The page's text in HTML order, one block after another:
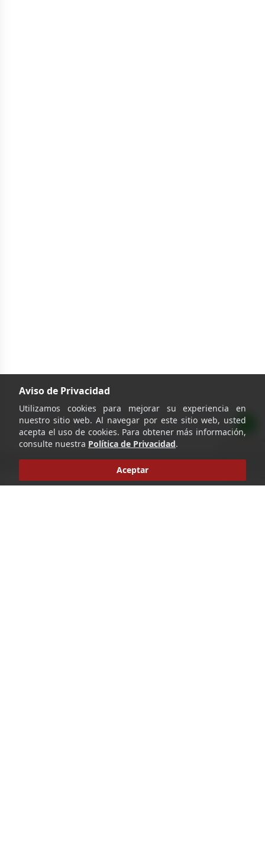
Aviso de Privacidad
Utilizamos cookies para mejorar su experiencia en
nuestro sitio web. Al navegar por este sitio web, usted
acepta el uso de cookies. Para obtener más información,
consulte nuestra Política de Privacidad.
Aceptar